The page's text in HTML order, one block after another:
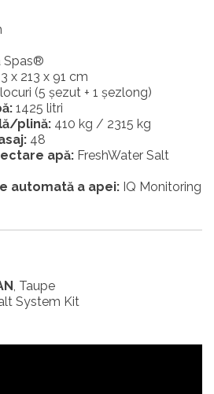
Spas®
x 213 x 91 cm
(5 șezut + 1 șezlong)
1425 litri
plină: 410 kg / 2315 kg
48
apă: FreshWater Salt
automată a apei: IQ Monitoring
, Taupe
System Kit